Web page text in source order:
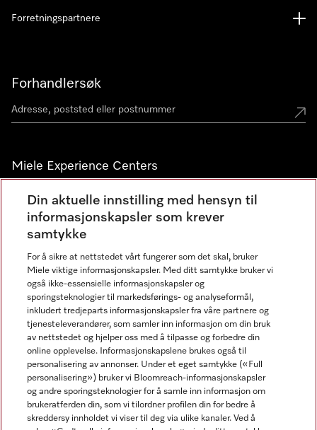
Forhandlersøk
Miele Experience Centers
Miele Experience Center Nesbru
Miele Outlet Nesbru
Nyhetsbrev
Forretningspartnere
Miele på Facebook
Miele på Youtube
Miele på Instagram
Din aktuelle innstilling med hensyn til
informasjonskapsler som krever
samtykke
For å sikre at nettstedet vårt fungerer som det skal, bruker
Miele viktige informasjonskapsler. Med ditt samtykke bruker vi
også ikke-essensielle informasjonskapsler og
sporingsteknologier til markedsførings- og analyseformål,
inkludert tredjeparts informasjonskapsler fra våre partnere og
tjenesteleverandører, som samler inn informasjon om din bruk
av nettstedet og hjelper oss med å tilpasse og forbedre din
online opplevelse. Informasjonskapslene brukes også til
personalisering av annonser. Under et eget samtykke («Full
personalisering») bruker vi Bloomreach-informasjonskapsler
og andre sporingsteknologier for å samle inn informasjon om
brukeratferden din, som vi tilordner profilen din for bedre å
skreddersy innholdet vi viser til deg via ulike kanaler. Ved å